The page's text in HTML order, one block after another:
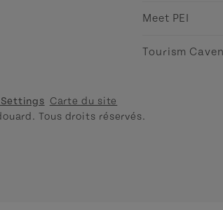
Meet PEI
Tourism
Carte du site
Tous droits réservés.